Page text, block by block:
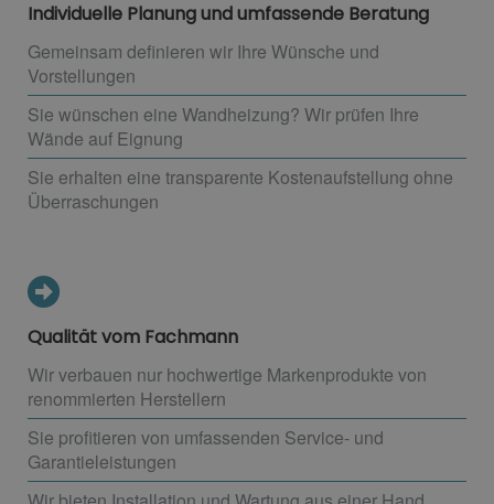
Individuelle Planung und umfassende Beratung
Gemeinsam definieren wir Ihre Wünsche und
Vorstellungen
Sie wünschen eine Wandheizung? Wir prüfen Ihre
Wände auf Eignung
Sie erhalten eine transparente Kostenaufstellung ohne
Überraschungen
Qualität vom Fachmann
Wir verbauen nur hochwertige Markenprodukte von
renommierten Herstellern
Sie profitieren von umfassenden Service- und
Garantieleistungen